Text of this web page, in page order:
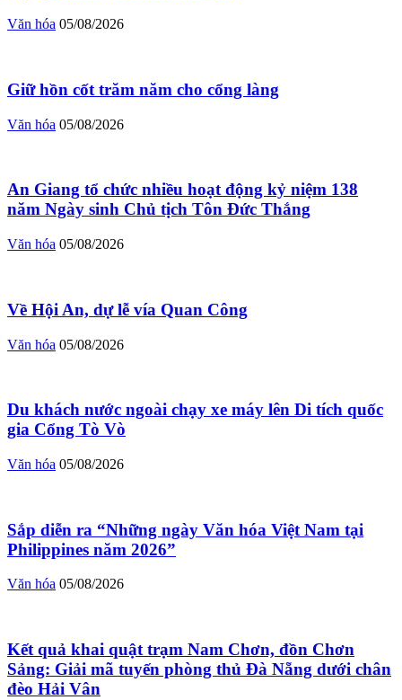
Văn hóa 05/08/2026
Giữ hồn cốt trăm năm cho cổng làng
Văn hóa 05/08/2026
An Giang tổ chức nhiều hoạt động kỷ niệm 138
năm Ngày sinh Chủ tịch Tôn Đức Thắng
Văn hóa 05/08/2026
Về Hội An, dự lễ vía Quan Công
Văn hóa 05/08/2026
Du khách nước ngoài chạy xe máy lên Di tích quốc
gia Cổng Tò Vò
Văn hóa 05/08/2026
Sắp diễn ra “Những ngày Văn hóa Việt Nam tại
Philippines năm 2026”
Văn hóa 05/08/2026
Kết quả khai quật trạm Nam Chơn, đồn Chơn
Sảng: Giải mã tuyến phòng thủ Đà Nẵng dưới chân
đèo Hải Vân